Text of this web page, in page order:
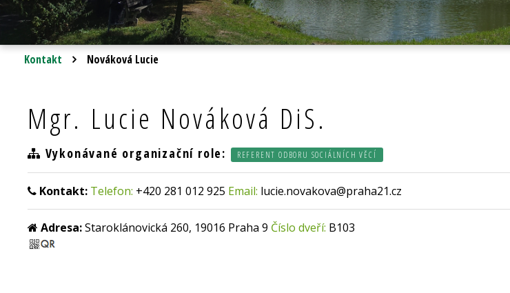
Kontakt Nováková Lucie
Mgr. Lucie Nováková DiS.
Vykonávané organizační role: REFERENT ODBORU SOCIÁLNÍCH VĚCÍ
Kontakt: Telefon: +420 281 012 925 Email: lucie.novakova@praha21.cz
Adresa:Staroklánovická 260, 19016 Praha 9 Číslo dveří: B103